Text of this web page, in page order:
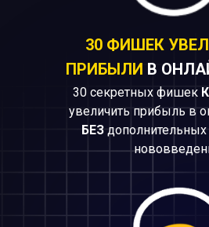
30 ФИШЕК
ПРИБЫЛИ В
30 секретных фишек
увеличить прибыль в
БЕЗ дополнительных